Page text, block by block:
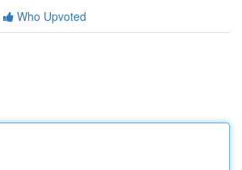
Who Upvoted